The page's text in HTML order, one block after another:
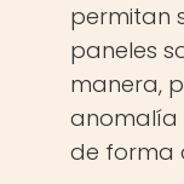
permitan
paneles
manera,
anomalía
de forma